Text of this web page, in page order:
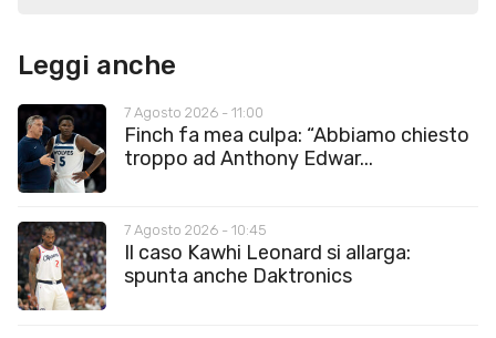
Leggi anche
7 Agosto 2026 - 11:00
Finch fa mea culpa: “Abbiamo chiesto
troppo ad Anthony Edwar...
7 Agosto 2026 - 10:45
Il caso Kawhi Leonard si allarga:
spunta anche Daktronics